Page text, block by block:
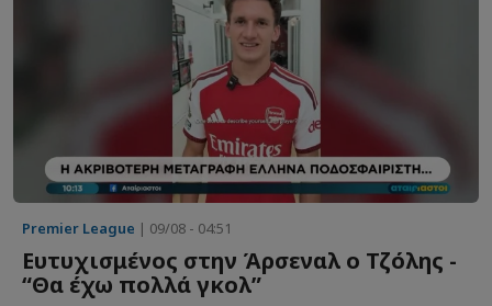
Premier League | 09/08 - 04:51
Ευτυχισμένος στην Άρσεναλ ο Τζόλης -
“Θα έχω πολλά γκολ”